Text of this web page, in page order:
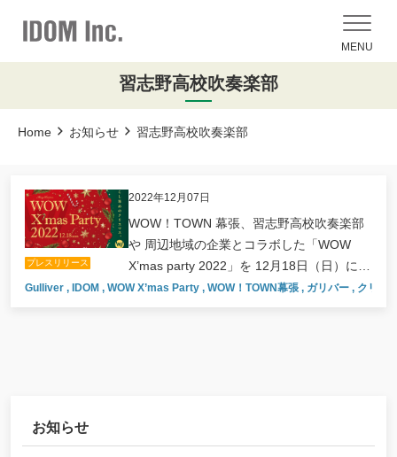
MENU
習志野高校吹奏楽部
Home お知らせ 習志野高校吹奏楽部
2022年12月07日
プレスリリース
WOW！TOWN 幕張、習志野高校吹奏楽部
や 周辺地域の企業とコラボした「WOW
X’mas party 2022」を 12月18日（日）に開
催。 ～吹奏楽が奏でるハーモニーと共に、
Gulliver , IDOM , WOW X’mas Party , WOW！TOWN幕張 , ガリバー , クリス
お知らせ